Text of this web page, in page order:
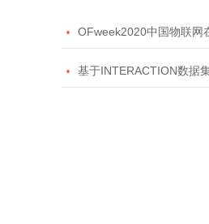
 OFweek2020中国物联网
 基于INTERACTION数据集的自